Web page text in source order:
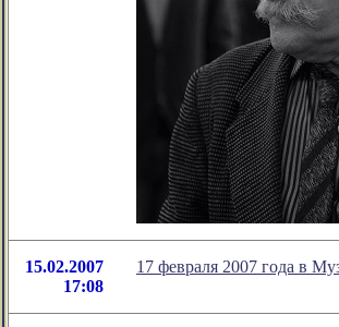
15.02.2007
17:08
17 февраля 2007 года в